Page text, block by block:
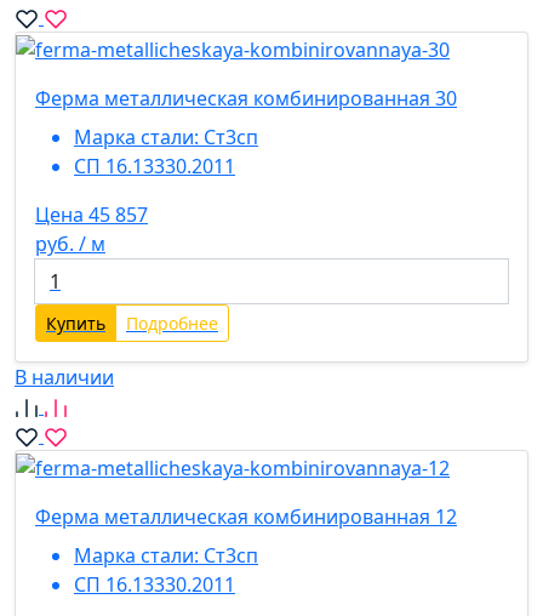
Ферма металлическая комбинированная 30
Марка стали: Ст3сп
СП 16.13330.2011
Цена 45 857
руб. / м
Купить Подробнее
В наличии
Ферма металлическая комбинированная 12
Марка стали: Ст3сп
СП 16.13330.2011